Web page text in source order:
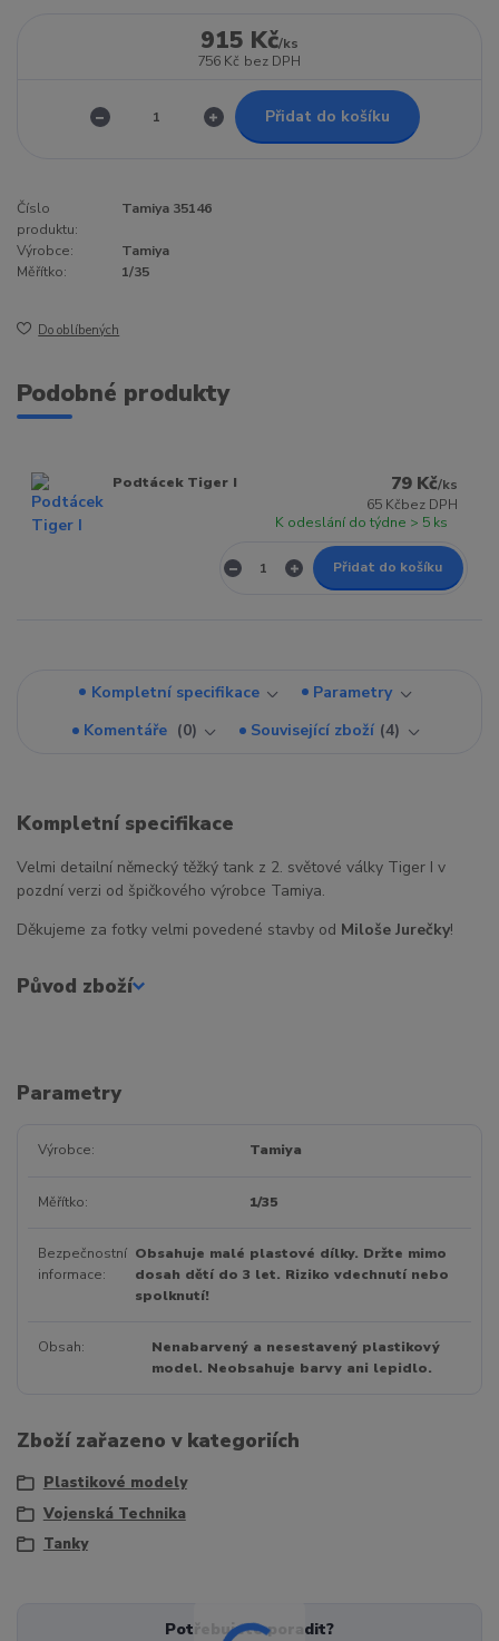
915 Kč/ks
756 Kč bez DPH
Přidat do košíku
Číslo
produktu:
Tamiya 35146
Výrobce:
Tamiya
Měřítko:
1/35
Do oblíbených
Podobné produkty
Podtácek Tiger I 79 Kč/ks
65 Kčbez DPH
K odeslání do týdne > 5 ks
Přidat do košíku
Kompletní specifikace
Parametry
Komentáře
0 Související zboží 4
Kompletní specifikace
Velmi detailní německý těžký tank z 2. světové války Tiger I v
pozdní verzi od špičkového výrobce Tamiya.
Děkujeme za fotky velmi povedené stavby od Miloše Jurečky!
Původ zboží
Parametry
Výrobce Tamiya
Měřítko 1/35
Bezpečnostní
informace
Obsahuje malé plastové dílky. Držte mimo
dosah dětí do 3 let. Riziko vdechnutí nebo
spolknutí!
Obsah
Nenabarvený a nesestavený plastikový
model. Neobsahuje barvy ani lepidlo.
Zboží zařazeno v kategoriích
Plastikové modely
Vojenská Technika
Tanky
Potřebujete poradit?